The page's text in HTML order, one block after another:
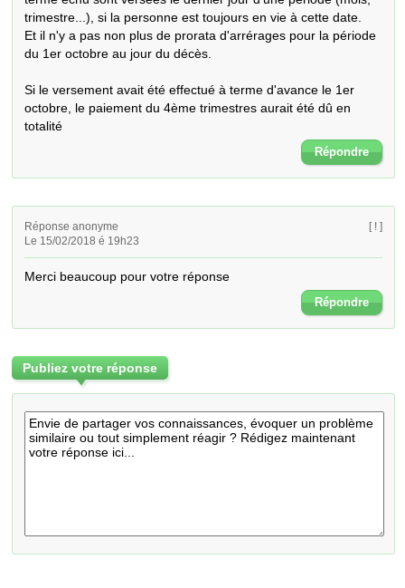
trimestre...), si la personne est toujours en vie à cette date.
Et il n'y a pas non plus de prorata d'arrérages pour la période
du 1er octobre au jour du décès.
Si le versement avait été effectué à terme d'avance le 1er
octobre, le paiement du 4ème trimestres aurait été dû en
totalité
Répondre
Réponse anonyme
Le 15/02/2018 é 19h23
[ ! ]
Merci beaucoup pour votre réponse
Répondre
Publiez votre réponse